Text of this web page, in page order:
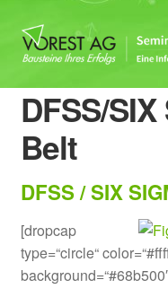
Zur
Navigation
Zum
Inhalt
Home
Qualität
Umwelt & Energie
QS
DFSS/
Belt
DFSS / SIX
[dropcap
type=“circle“